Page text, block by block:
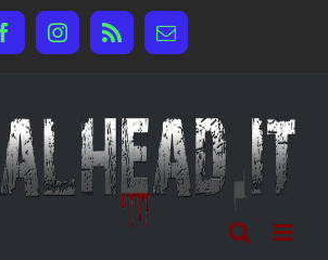
FacebookInstagram
Rss Email